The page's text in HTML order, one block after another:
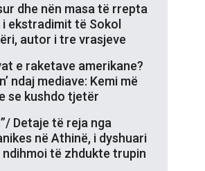
dhe nën masa të rrepta
ekstradimit të Sokol
autor i tre vrasjeve
e raketave amerikane?
ndaj mediave: Kemi më
se kushdo tjetër
Detaje të reja nga
në Athinë, i dyshuari
të zhdukte trupin